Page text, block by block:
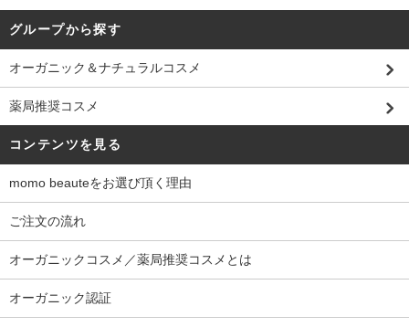
グループから探す
オーガニック＆ナチュラルコスメ
薬局推奨コスメ
コンテンツを見る
momo beauteをお選び頂く理由
ご注文の流れ
オーガニックコスメ／薬局推奨コスメとは
オーガニック認証